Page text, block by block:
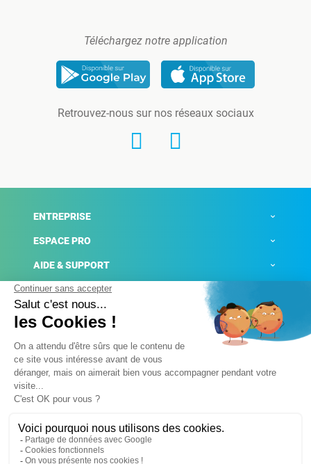
Téléchargez notre application
Retrouvez-nous sur nos réseaux sociaux
ENTREPRISE
ESPACE PRO
AIDE & SUPPORT
ACTUALITÉS
Mentions légales
Conditions générales de ventes